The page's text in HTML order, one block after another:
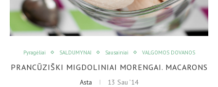
Pyragėliai SALDUMYNAI Sausainiai VALGOMOS DOVANOS
PRANCŪZIŠKI MIGDOLINIAI MORENGAI. MACARONS
Asta 13 Sau ’14